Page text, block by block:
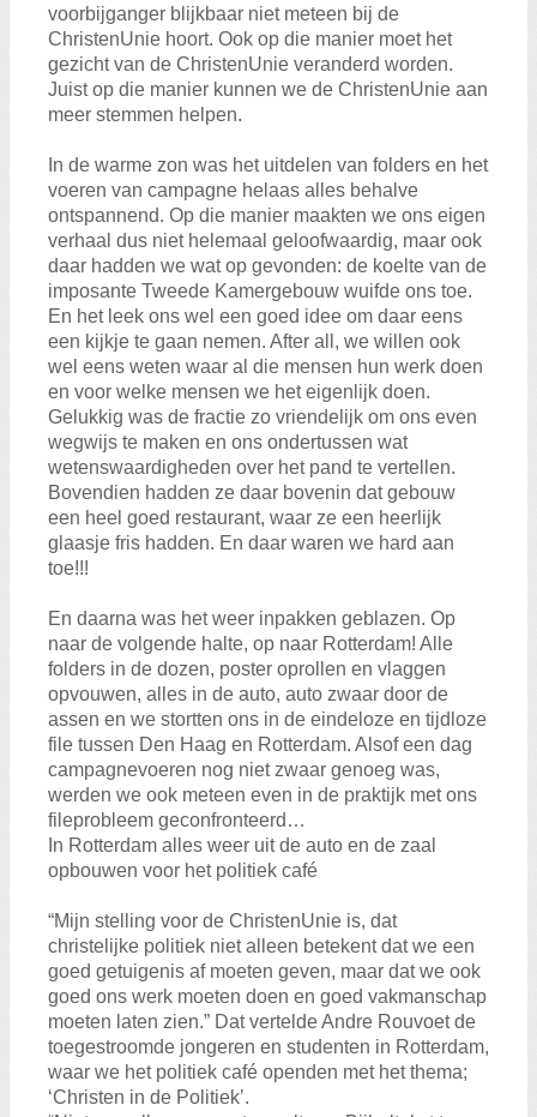
voorbijganger blijkbaar niet meteen bij de
ChristenUnie hoort. Ook op die manier moet het
gezicht van de ChristenUnie veranderd worden.
Juist op die manier kunnen we de ChristenUnie aan
meer stemmen helpen.
In de warme zon was het uitdelen van folders en het
voeren van campagne helaas alles behalve
ontspannend. Op die manier maakten we ons eigen
verhaal dus niet helemaal geloofwaardig, maar ook
daar hadden we wat op gevonden: de koelte van de
imposante Tweede Kamergebouw wuifde ons toe.
En het leek ons wel een goed idee om daar eens
een kijkje te gaan nemen. After all, we willen ook
wel eens weten waar al die mensen hun werk doen
en voor welke mensen we het eigenlijk doen.
Gelukkig was de fractie zo vriendelijk om ons even
wegwijs te maken en ons ondertussen wat
wetenswaardigheden over het pand te vertellen.
Bovendien hadden ze daar bovenin dat gebouw
een heel goed restaurant, waar ze een heerlijk
glaasje fris hadden. En daar waren we hard aan
toe!!!
En daarna was het weer inpakken geblazen. Op
naar de volgende halte, op naar Rotterdam! Alle
folders in de dozen, poster oprollen en vlaggen
opvouwen, alles in de auto, auto zwaar door de
assen en we stortten ons in de eindeloze en tijdloze
file tussen Den Haag en Rotterdam. Alsof een dag
campagnevoeren nog niet zwaar genoeg was,
werden we ook meteen even in de praktijk met ons
fileprobleem geconfronteerd…
In Rotterdam alles weer uit de auto en de zaal
opbouwen voor het politiek café
“Mijn stelling voor de ChristenUnie is, dat
christelijke politiek niet alleen betekent dat we een
goed getuigenis af moeten geven, maar dat we ook
goed ons werk moeten doen en goed vakmanschap
moeten laten zien.” Dat vertelde Andre Rouvoet de
toegestroomde jongeren en studenten in Rotterdam,
waar we het politiek café openden met het thema;
‘Christen in de Politiek’.